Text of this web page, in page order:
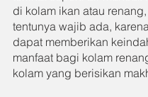
di kolam ikan atau
tentunya wajib ada,
dapat memberikan
manfaat bagi kolam
kolam yang berisikan